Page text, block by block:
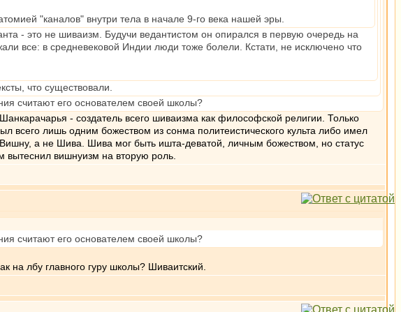
"каналов" внутри тела в начале 9-го века нашей эры.
- это не шиваизм. Будучи ведантистом он опирался в первую очередь на
все: в средневековой Индии люди тоже болели. Кстати, не исключено что
что существовали.
считают его основателем своей школы?
- создатель всего шиваизма как философской религии. Только
лишь одним божеством из сонма политеистического культа либо имел
а не Шива. Шива мог быть ишта-деватой, личным божеством, но статус
вытеснил вишнуизм на вторую роль.
считают его основателем своей школы?
на лбу главного гуру школы? Шиваитский.